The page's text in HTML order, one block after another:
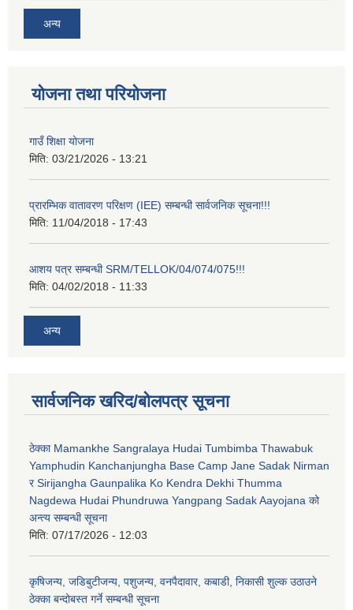
अन्य
योजना तथा परियोजना
गाउँ शिक्षा योजना
मिति: 03/21/2026 - 13:21
प्रारम्भिक वातावरण परिक्षण (IEE) सम्बन्धी सार्वजनिक सूचना!!!
मिति: 11/04/2018 - 17:43
आशय पत्र सम्बन्धी SRM/TELLOK/04/074/075!!!
मिति: 04/02/2018 - 11:33
अन्य
सार्वजनिक खरिद/बोलपत्र सूचना
ठेक्का Mamankhe Sangralaya Hudai Tumbimba Thawabuk
Yamphudin Kanchanjungha Base Camp Jane Sadak Nirman
र Sirijangha Gaunpalika Ko Kendra Dekhi Thumma
Nagdewa Hudai Phundruwa Yangpang Sadak Aayojana को
अन्त्य सम्बन्धी सूचना
मिति: 07/17/2026 - 12:03
कृषिजन्य, जडिबुटीजन्य, पशुजन्य, वनपैदावार, कबाडी, निकासी शुल्क उठाउने
ठेक्का बन्दोबस्त गर्ने सम्बन्धी सूचना